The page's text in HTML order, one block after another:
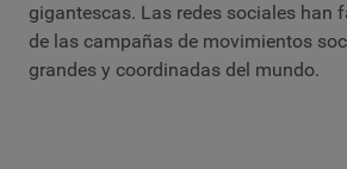
gigantescas. Las redes sociales han
de las campañas de movimientos
grandes y coordinadas del mundo.